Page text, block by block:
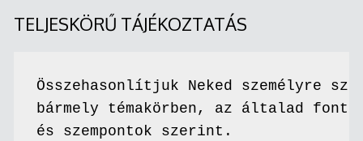
TELJESKÖRŰ TÁJÉKOZTATÁS
Összehasonlítjuk Neked személyre
bármely témakörben, az általad
és szempontok szerint.